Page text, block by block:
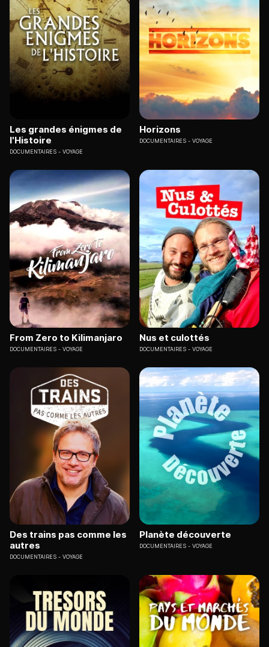
Les grandes énigmes de
l'Histoire
DOCUMENTAIRES VOYAGE
Horizons
DOCUMENTAIRES VOYAGE
From Zero to Kilimanjaro
DOCUMENTAIRES VOYAGE
Nus et culottés
DOCUMENTAIRES VOYAGE
Des trains pas comme les
autres
DOCUMENTAIRES VOYAGE
Planète découverte
DOCUMENTAIRES VOYAGE